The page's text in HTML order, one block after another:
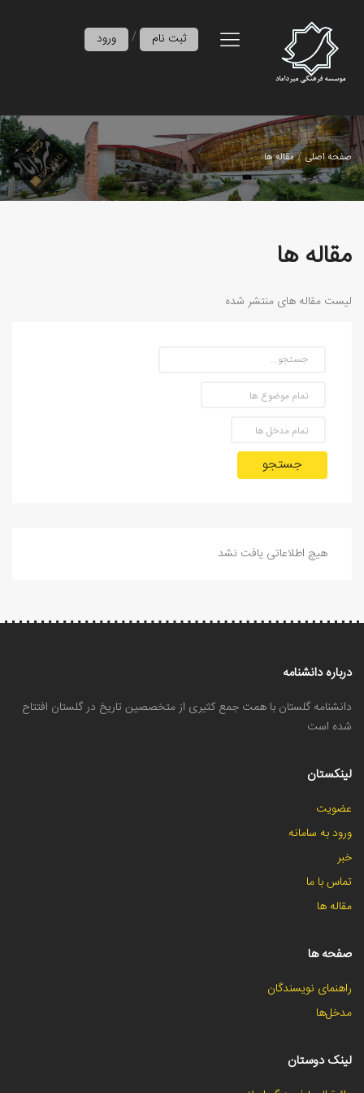
ورود / ثبت نام
صفحه اصلی مقاله ها
مقاله ها
لیست مقاله های منتشر شده
جستجو
هیچ اطلاعاتی یافت نشد
درباره دانشنامه
دانشنامه گلستان با همت جمع کثیری از متخصصین تاریخ در گلستان افتتاح
شده است
لینکستان
عضویت
ورود به سامانه
خبر
تماس با ما
مقاله ها
صفحه ها
راهنمای نویسندگان
مدخل‌ها
لینک دوستان